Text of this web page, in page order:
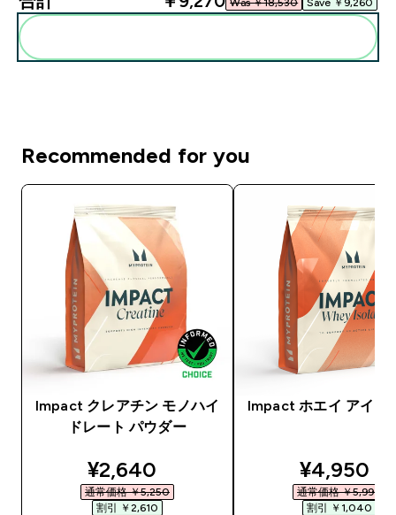
Recommended for you
Impact クレアチン モノハイ
ドレート パウダー
discounted price
¥2,640‎
通常価格 ￥5,250‎
割引 ￥2,610‎
Impact ホエイ アイソ
¥4,950‎
通常価格 ￥5,990‎
割引 ￥1,040‎